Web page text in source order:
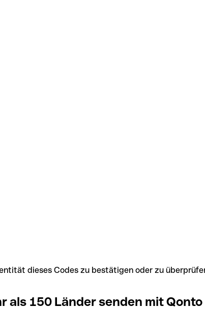
dieses Codes zu bestätigen oder zu
als 150 Länder senden mit Qonto